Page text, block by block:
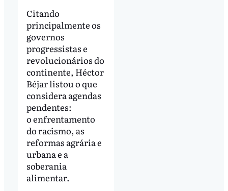
Citando
principalmente os
governos
progressistas e
revolucionários do
continente, Héctor
Béjar listou o que
considera agendas
pendentes:
o enfrentamento
do racismo, as
reformas agrária e
urbana e a
soberania
alimentar.